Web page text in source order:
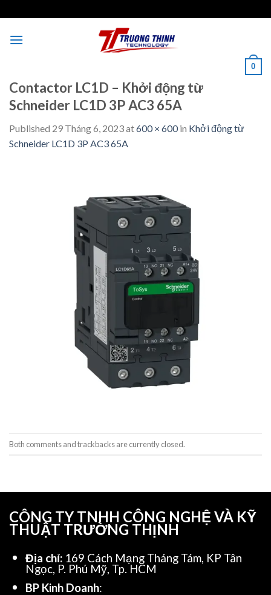
to
content
0
Contactor LC1D – Khởi động từ
Schneider LC1D 3P AC3 65A
Published 29 Tháng 6, 2023at600 × 600in Khởi động từ
Schneider LC1D 3P AC3 65A
Both comments and trackbacks are currently closed.
CÔNG TY TNHH CÔNG NGHỆ VÀ KỸ
THUẬT TRƯỜNG THỊNH
Địa chỉ: 169 Cách Mạng Tháng Tám, KP Tân
Ngọc, P. Phú Mỹ, Tp. HCM
BP Kinh Doanh: